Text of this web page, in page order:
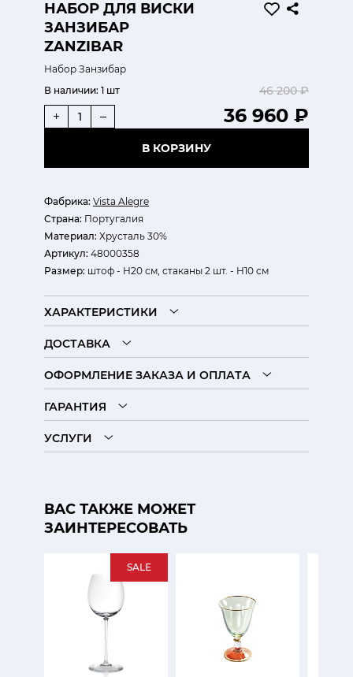
НАБОР ДЛЯ ВИСКИ
ЗАНЗИБАР
ZANZIBAR
Набор Занзибар
Фабрика: Vista Alegre
Страна: Португалия
Материал: Хрусталь 30%
Артикул: 48000358
Размер: штоф - H20 см, стаканы 2 шт. - H10 см
В наличии: 1 шт 46 200 ₽
36 960 ₽
+ –
В КОРЗИНУ
ХАРАКТЕРИСТИКИ
ДОСТАВКА
ОФОРМЛЕНИЕ ЗАКАЗА И ОПЛАТА
ГАРАНТИЯ
УСЛУГИ
ВАС ТАКЖЕ МОЖЕТ
ЗАИНТЕРЕСОВАТЬ
SALE